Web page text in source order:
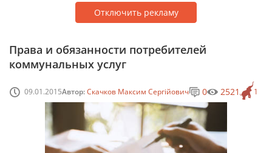
Отключить рекламу
Права и обязанности потребителей
коммунальных услуг
09.01.2015Автор:Скачков Максим Сергійович 1
0 2521